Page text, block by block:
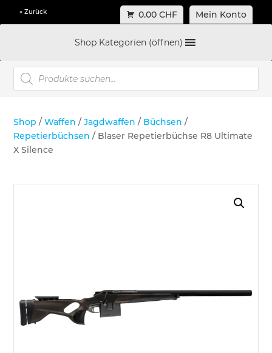
« Zurück 0.00 CHF Mein Konto
Shop Kategorien (öffnen)
Products
search
Shop /Waffen /Jagdwaffen / Büchsen /
Repetierbüchsen / Blaser Repetierbüchse R8 Ultimate
X Silence